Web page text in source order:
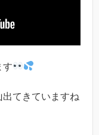
す
てきていますね